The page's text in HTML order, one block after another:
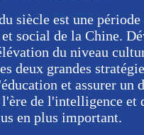
siècle est une
social de la Chine.
du niveau
deux grandes
et assurer
l'ère de l'intelligence
en plus important.